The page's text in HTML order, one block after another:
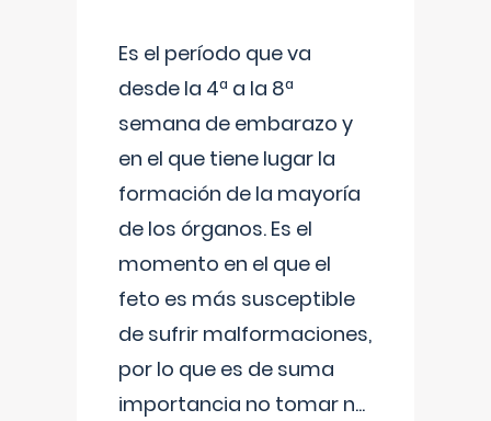
Es el período que va
desde la 4ª a la 8ª
semana de embarazo y
en el que tiene lugar la
formación de la mayoría
de los órganos. Es el
momento en el que el
feto es más susceptible
de sufrir malformaciones,
por lo que es de suma
importancia no tomar n...